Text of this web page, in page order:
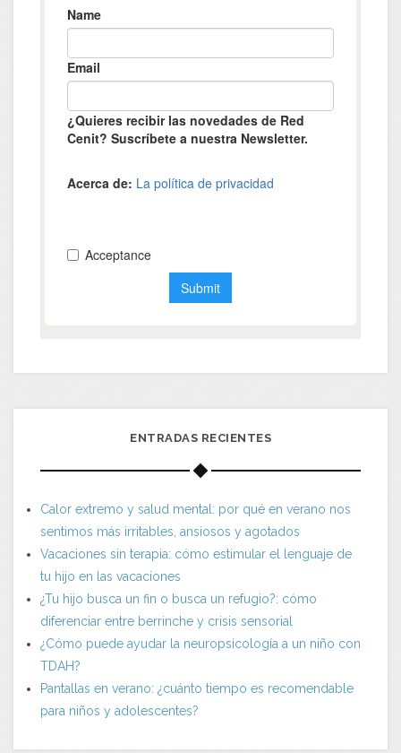
ENTRADAS RECIENTES
Calor extremo y salud mental: por qué en verano nos
sentimos más irritables, ansiosos y agotados
Vacaciones sin terapia: cómo estimular el lenguaje de
tu hijo en las vacaciones
¿Tu hijo busca un fin o busca un refugio?: cómo
diferenciar entre berrinche y crisis sensorial
¿Cómo puede ayudar la neuropsicología a un niño con
TDAH?
Pantallas en verano: ¿cuánto tiempo es recomendable
para niños y adolescentes?